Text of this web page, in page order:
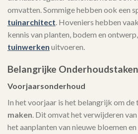
omvatten. Sommige hebben ook een
tuinarchitect. Hoveniers hebben
kennis van planten, bodem en
tuinwerken uitvoeren.
Belangrijke Onderhoudstaken
Voorjaarsonderhoud
In het voorjaar is het belangrijk om de
maken. Dit omvat het verwijderen
het aanplanten van nieuwe bloemen